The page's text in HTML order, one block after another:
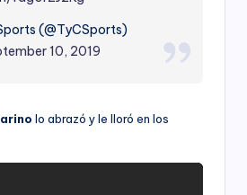
(@TyCSports)
10, 2019
lo abrazó y le lloró en los